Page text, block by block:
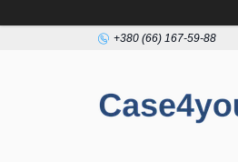
+380 (66) 167-59-88